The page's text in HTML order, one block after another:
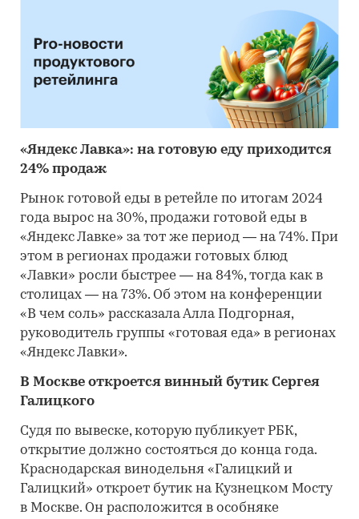
«Яндекс Лавка»: на готовую еду приходится
24% продаж
Рынок готовой еды в ретейле по итогам 2024
года вырос на 30%, продажи готовой еды в
«Яндекс Лавке» за тот же период — на 74%. При
этом в регионах продажи готовых блюд
«Лавки» росли быстрее — на 84%, тогда как в
столицах — на 73%. Об этом на конференции
«В чем соль» рассказала Алла Подгорная,
руководитель группы «готовая еда» в регионах
«Яндекс Лавки».
В Москве откроется винный бутик Сергея
Галицкого
Судя по вывеске, которую публикует РБК,
открытие должно состояться до конца года.
Краснодарская винодельня «Галицкий и
Галицкий» откроет бутик на Кузнецком Мосту
в Москве. Он расположится в особняке